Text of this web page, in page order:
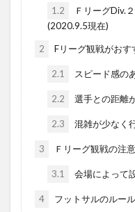
1.2
ＦリーグDiv.
(2020.9.5現在)
2 Fリーグ観戦がお
2.1 スピード感の
2.2 選手との距離
2.3 混雑が少なく
3 Ｆリーグ観戦の注
3.1 会場によって
4 フットサルのルー